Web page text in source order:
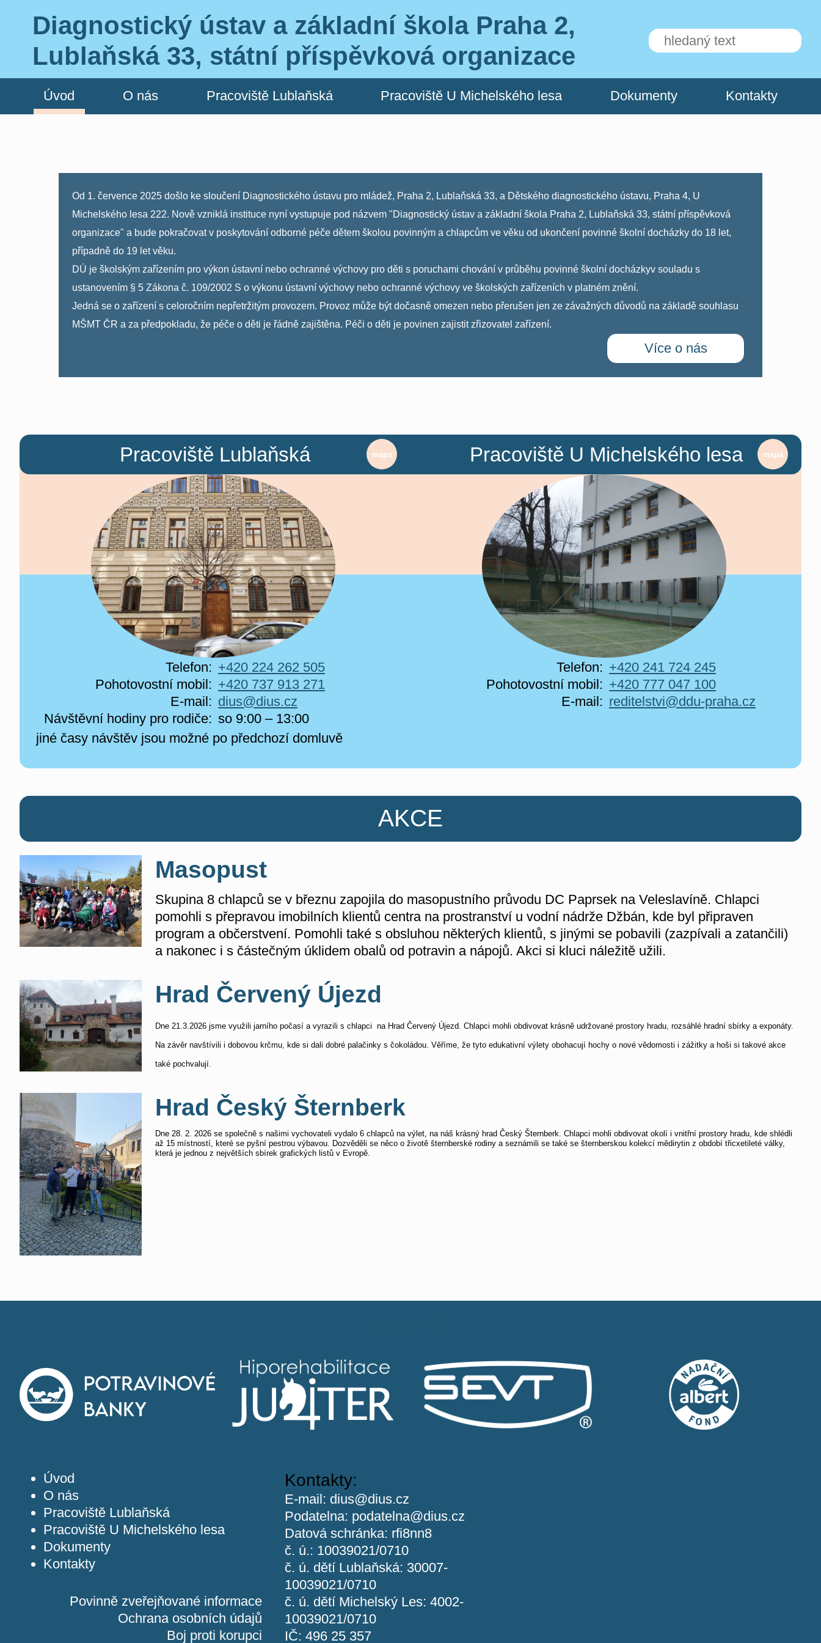
Diagnostický ústav a základní škola Praha 2,
Lublaňská 33, státní příspěvková organizace
Úvod O nás Pracoviště Lublaňská Pracoviště U Michelského lesa Dokumenty Kontakty
Od 1. července 2025 došlo ke sloučení Diagnostického ústavu pro mládež, Praha 2, Lublaňská 33, a Dětského diagnostického ústavu, Praha 4, U
Michelského lesa 222. Nově vzniklá instituce nyní vystupuje pod názvem "Diagnostický ústav a základní škola Praha 2, Lublaňská 33, státní příspěvková
organizace" a bude pokračovat v poskytování odborné péče dětem školou povinným a chlapcům ve věku od ukončení povinné školní docházky do 18 let,
případně do 19 let věku.
DÚ je školským zařízením pro výkon ústavní nebo ochranné výchovy pro děti s poruchami chování v průběhu povinné školní docházkyv souladu s
ustanovením § 5 Zákona č. 109/2002 S o výkonu ústavní výchovy nebo ochranné výchovy ve školských zařízeních v platném znění.
Jedná se o zařízení s celoročním nepřetržitým provozem. Provoz může být dočasně omezen nebo přerušen jen ze závažných důvodů na základě souhlasu
MŠMT ČR a za předpokladu, že péče o děti je řádně zajištěna. Péči o děti je povinen zajistit zřizovatel zařízení.
Více o nás
Pracoviště Lublaňská mapa
Telefon:
Pohotovostní mobil:
E-mail:
Návštěvní hodiny pro rodiče:
+420 224 262 505
+420 737 913 271
dius@dius.cz
so 9:00 – 13:00​
jiné časy návštěv jsou možné po předchozí domluvě
Pracoviště U Michelského lesa mapa
Telefon:
Pohotovostní mobil:
E-mail:
+420 241 724 245
+420 777 047 100
reditelstvi@ddu-praha.cz
AKCE
Masopust
Skupina 8 chlapců se v březnu zapojila do masopustního průvodu DC Paprsek na Veleslavíně. Chlapci
pomohli s přepravou imobilních klientů centra na prostranství u vodní nádrže Džbán, kde byl připraven
program a občerstvení. Pomohli také s obsluhou některých klientů, s jinými se pobavili (zazpívali a zatančili)
a nakonec i s částečným úklidem obalů od potravin a nápojů. Akci si kluci náležitě užili.
Hrad Červený Újezd
Dne 21.3.2026 jsme využili jarního počasí a vyrazili s chlapci na Hrad Červený Újezd. Chlapci mohli obdivovat krásně udržované prostory hradu, rozsáhlé hradní sbírky a exponáty.
Na závěr navštívili i dobovou krčmu, kde si dali dobré palačinky s čokoládou. Věříme, že tyto edukativní výlety obohacují hochy o nové vědomosti i zážitky a hoši si takové akce
také pochvalují.
Hrad Český Šternberk
Dne 28. 2. 2026 se společně s našimi vychovateli vydalo 6 chlapců na výlet, na náš krásný hrad Český Šternberk. Chlapci mohli obdivovat okolí i vnitřní prostory hradu, kde shlédli
až 15 místností, které se pyšní pestrou výbavou. Dozvěděli se něco o životě šternberské rodiny a seznámili se také se šternberskou kolekcí mědirytin z období třicxetileté války,
která je jednou z největších sbírek grafických listů v Evropě.
Úvod
O nás
Pracoviště Lublaňská
Pracoviště U Michelského lesa
Dokumenty
Kontakty
Povinně zveřejňované informace
Ochrana osobních údajů
Boj proti korupci
Kontakty:
E-mail: dius@dius.cz
Podatelna: podatelna@dius.cz
Datová schránka: rfi8nn8
č. ú.: 10039021/0710
č. ú. dětí Lublaňská: 30007-
10039021/0710
č. ú. dětí Michelský Les: 4002-
10039021/0710
IČ: 496 25 357